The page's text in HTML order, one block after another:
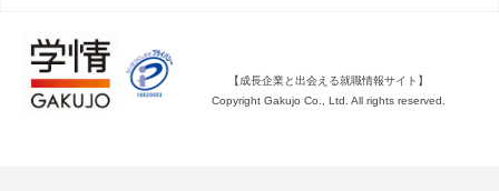
【成長企業と出会える就職情報サイト】
Copyright Gakujo Co., Ltd. All rights reserved.